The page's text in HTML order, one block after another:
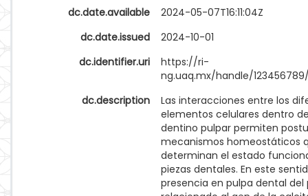
dc.date.available
2024-05-07T16:11:04Z
dc.date.issued
2024-10-01
dc.identifier.uri
https://ri-
ng.uaq.mx/handle/
dc.description
Las interacciones entre los
elementos celulares dentro
dentino pulpar permiten
mecanismos homeostáticos
determinan el estado
piezas dentales. En este
presencia en pulpa dental del